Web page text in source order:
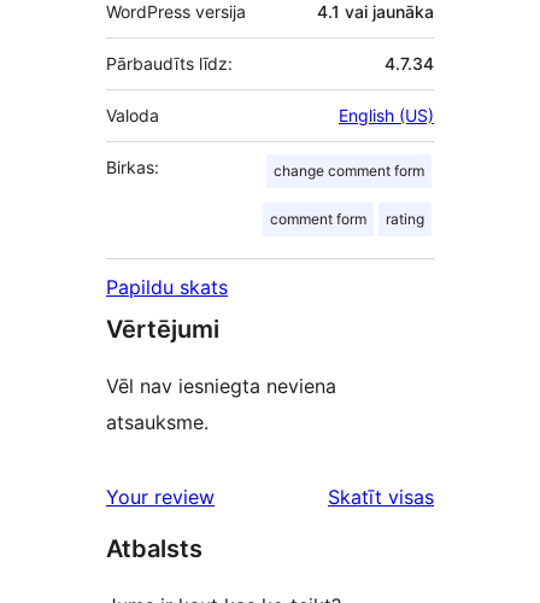
WordPress versija 4.1 vai jaunāka
Pārbaudīts līdz: 4.7.34
Valoda English (US)
Birkas: change comment form
comment form rating
Papildu skats
Vērtējumi
Vēl nav iesniegta neviena
atsauksme.
Your review
Skatīt visas
Atbalsts